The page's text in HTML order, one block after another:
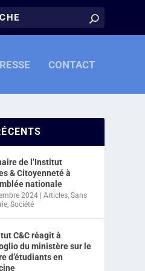
CONTACT
de l’Institut
& Citoyenneté à
nationale
2024 |Articles,Sans
,Société
C&C réagit à
du ministère sur le
d’étudiants en